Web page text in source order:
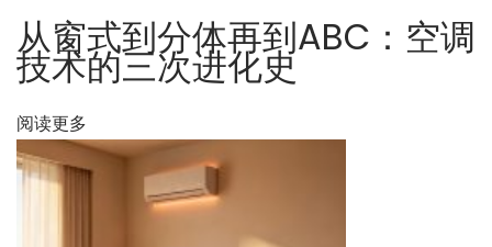
统
如
何
止
压
从窗式到分体再到ABC：空调
技术的三次进化史
阅读更多